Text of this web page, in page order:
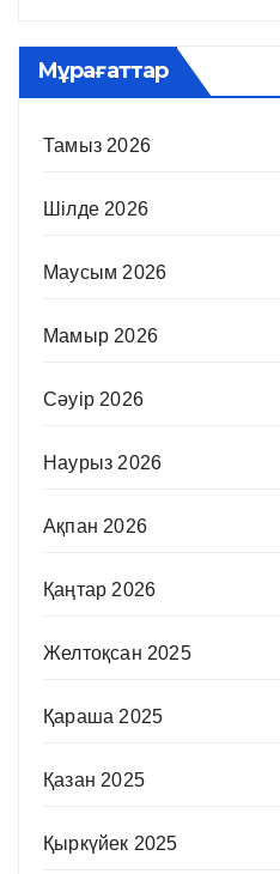
Мұрағаттар
Тамыз 2026
Шілде 2026
Маусым 2026
Мамыр 2026
Сәуір 2026
Наурыз 2026
Ақпан 2026
Қаңтар 2026
Желтоқсан 2025
Қараша 2025
Қазан 2025
Қыркүйек 2025